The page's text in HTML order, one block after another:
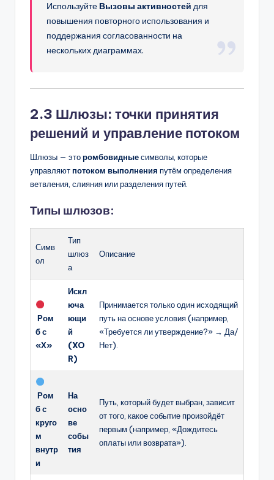
Используйте Вызовы активностей для
повышения повторного использования и
поддержания согласованности на
нескольких диаграммах.
2.3 Шлюзы: точки принятия
решений и управление потоком
Шлюзы — эторомбовидныесимволы, которые
управляютпотоком выполнения путём определения
ветвления, слияния или разделения путей.
Типы шлюзов:
Симв
ол
Тип
шлюз
а
Описание
Ром
б с
«Х»
Искл
юча
ющи
й
(XO
R)
Принимается только один исходящий
путь на основе условия (например,
«Требуется ли утверждение?» → Да/
Нет).
Ром
б с
круго
м
внутр
и
На
осно
ве
собы
тия
Путь, который будет выбран, зависит
от того, какое событие произойдёт
первым (например, «Дождитесь
оплаты или возврата»).